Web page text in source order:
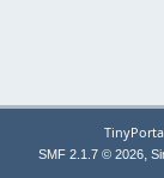
SMF 2.1.7 © 2026,